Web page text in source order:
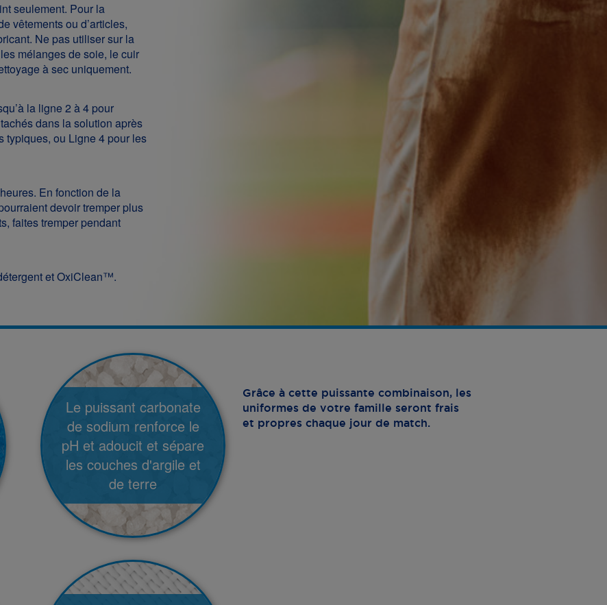
seulement. Pour la
vêtements ou d’articles,
Ne pas utiliser sur la
mélanges de soie, le cuir
à sec uniquement.
la ligne 2 à 4 pour
dans la solution après
typiques, ou Ligne 4 pour les
En fonction de la
devoir tremper plus
faites tremper pendant
et OxiClean™.
Grâce à cette puissante combinaison, les
uniformes de votre famille seront frais
et propres chaque jour de match.
Le puissant carbonate
de sodium renforce le
pH et adoucit et sépare
les couches d'argile et
de terre